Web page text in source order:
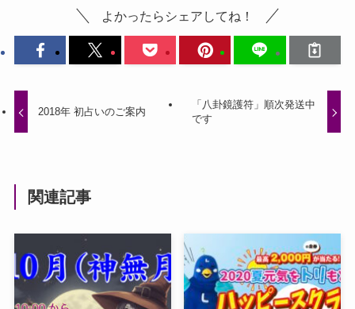
よかったらシェアしてね！
2018年 初占いのご案内
「八卦鏡護符」順次発送中
です
関連記事